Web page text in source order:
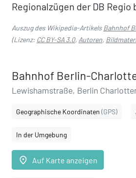
Regionalzügen der DB Regio
Auszug des Wikipedia-ArtikelsBahnhof
(Lizenz: CC BY-SA 3.0, Autoren,
Bahnhof Berlin-
Lewishamstraße, Berlin
Geographische Koordinaten (GPS)
In der Umgebung
place Auf Karte anzeigen